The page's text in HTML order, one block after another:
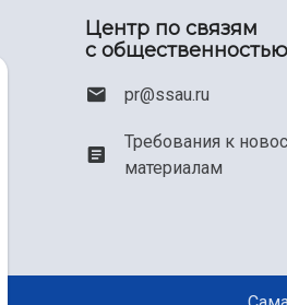
Центр по связям
с общественностью
pr@ssau.ru
Требования к
материалам